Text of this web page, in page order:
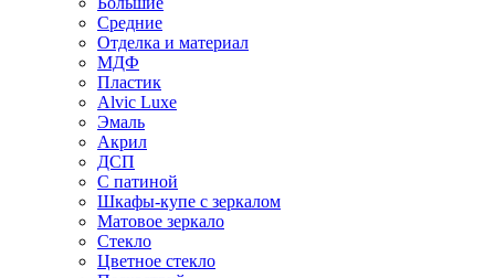
Средние
Отделка и материал
МДФ
Пластик
Alvic Luxe
Эмаль
Акрил
ДСП
С патиной
Шкафы-купе с зеркалом
Матовое зеркало
Стекло
Цветное стекло